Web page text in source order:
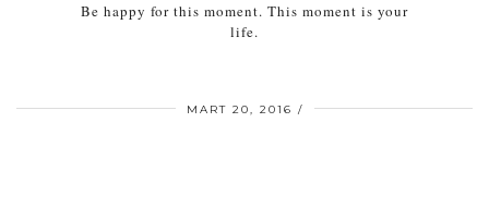
Be happy for this moment. This moment is your
life.
MART 20, 2016